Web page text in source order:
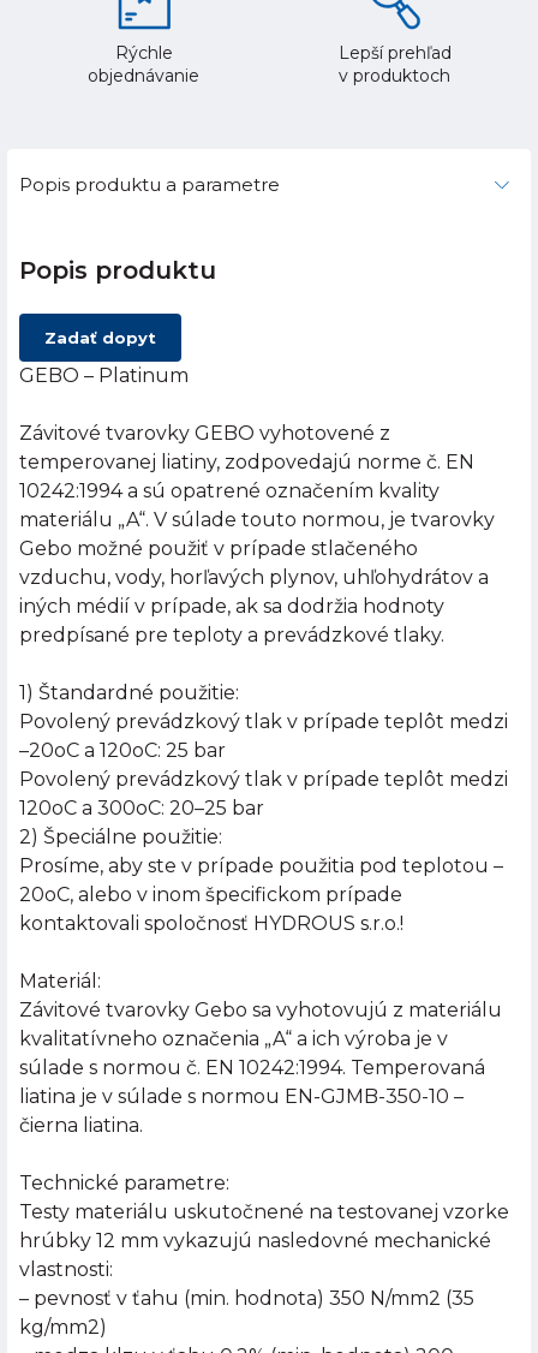
Rýchle
objednávanie
Lepší prehľad
v produktoch
Popis produktu a parametre
Popis produktu
Zadať dopyt
GEBO – Platinum
Závitové tvarovky GEBO vyhotovené z
temperovanej liatiny, zodpovedajú norme č. EN
10242:1994 a sú opatrené označením kvality
materiálu „A“. V súlade touto normou, je tvarovky
Gebo možné použiť v prípade stlačeného
vzduchu, vody, horľavých plynov, uhľohydrátov a
iných médií v prípade, ak sa dodržia hodnoty
predpísané pre teploty a prevádzkové tlaky.
1) Štandardné použitie:
Povolený prevádzkový tlak v prípade teplôt medzi
–20oC a 120oC: 25 bar
Povolený prevádzkový tlak v prípade teplôt medzi
120oC a 300oC: 20–25 bar
2) Špeciálne použitie:
Prosíme, aby ste v prípade použitia pod teplotou –
20oC, alebo v inom špecifickom prípade
kontaktovali spoločnosť HYDROUS s.r.o.!
Materiál:
Závitové tvarovky Gebo sa vyhotovujú z materiálu
kvalitatívneho označenia „A“ a ich výroba je v
súlade s normou č. EN 10242:1994. Temperovaná
liatina je v súlade s normou EN-GJMB-350-10 –
čierna liatina.
Technické parametre:
Testy materiálu uskutočnené na testovanej vzorke
hrúbky 12 mm vykazujú nasledovné mechanické
vlastnosti:
– pevnosť v ťahu (min. hodnota) 350 N/mm2 (35
kg/mm2)